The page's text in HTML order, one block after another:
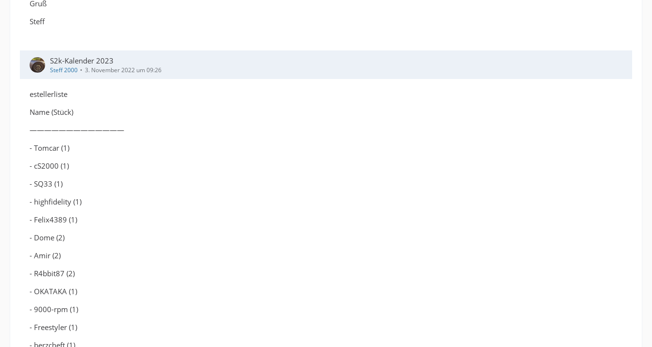
Gruß
Steff
S2k-Kalender 2023
Steff 2000 3. November 2022 um 09:26
estellerliste
Name (Stück)
—————————————
- Tomcar (1)
- cS2000 (1)
- SQ33 (1)
- highfidelity (1)
- Felix4389 (1)
- Dome (2)
- Amir (2)
- R4bbit87 (2)
- OKATAKA (1)
- 9000-rpm (1)
- Freestyler (1)
- berzcheft (1)